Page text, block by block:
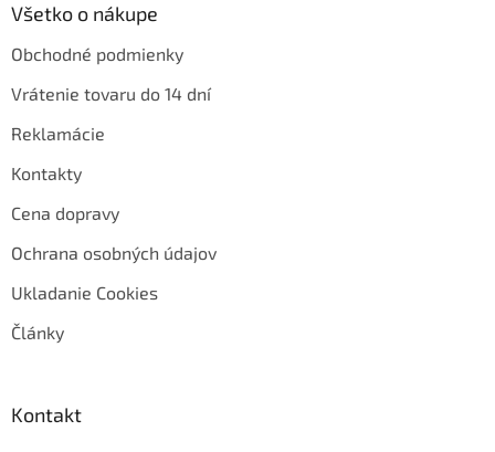
Všetko o nákupe
Obchodné podmienky
Vrátenie tovaru do 14 dní
Reklamácie
Kontakty
Cena dopravy
Ochrana osobných údajov
Ukladanie Cookies
Články
Kontakt